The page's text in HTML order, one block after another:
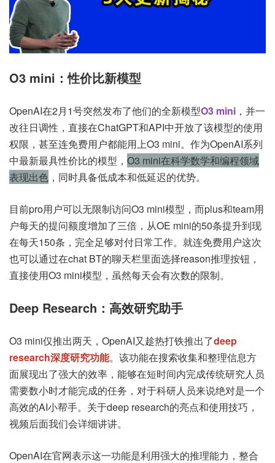
O3 mini：性价比新模型
OpenAI在2月1号突然发布了他们的全新模型O3 mini ，并一
改往日调性，直接在ChatGPT和API中开放了该模型的使用
权限，甚至连免费用户都能用上O3 mini。作为OpenAI系列
中最新最具性价比的模型， O3 mini在科学数学和编程领域
表现出色 ，同时具备低成本和低延迟的优势。
目前pro用户可以无限制访问O3 mini模型，而plus和team用
户每天的提问额度增加了三倍，从OE mini的50条提升到现
在每天150条，完全足够对付日常工作。就连免费用户这次
也可以通过在chat BT的聊天栏里面选择reason推理按钮，
直接使用O3 mini模型，虽然每天会有次数的限制。
Deep Research：高效研究助手
O3 mini仅推出两天，OpenAI又趁热打铁推出了deep
research深度研究功能。该功能在搜索收集和整理信息方
面展现出了强大的效率，能够在短时间内完成传统研究人员
需要数小时才能完成的任务，对于科研人员来说绝对是一个
高效的AI小帮手。关于deep research的亮点和使用技巧，
视频后面我们会详细讲讲。
OpenAI在官网表示这一功能是利用强大的推理能力，整合